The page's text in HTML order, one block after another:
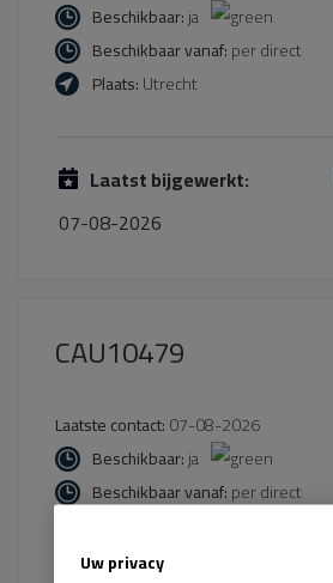
Beschikbaar:ja
Beschikbaar vanaf:per direct
Plaats:Utrecht
Laatst bijgewerkt:
07-08-2026
CAU10479
Laatste contact:07-08-2026
Beschikbaar:ja
Beschikbaar vanaf:per direct
Uw privacy